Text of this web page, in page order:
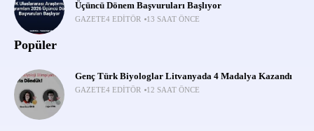
Üçüncü Dönem Başvuruları Başlıyor
GAZETE4 EDITÖR 13 SAAT ÖNCE
Popüler
Genç Türk Biyologlar Litvanyada 4 Madalya Kazandı
GAZETE4 EDITÖR 12 SAAT ÖNCE